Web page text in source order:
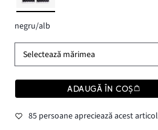
negru/alb
Selectează mărimea
ADAUGĂ ÎN COȘ
85 persoane apreciează acest articol